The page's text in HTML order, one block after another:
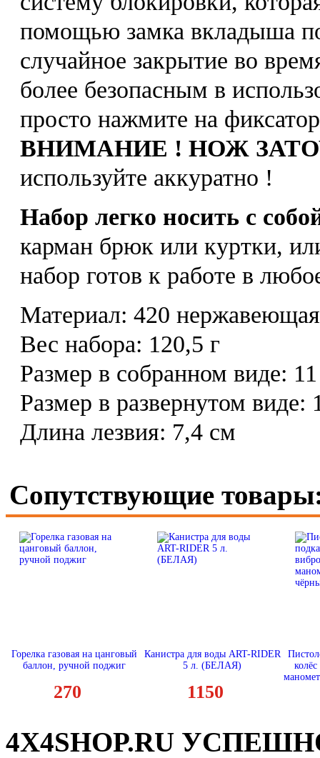
помощью замка вкладыша
случайное закрытие во
более безопасным в
просто нажмите на
ВНИМАНИЕ ! НОЖ
используйте аккуратно !
Набор легко носить с
карман брюк или куртки,
набор готов к работе в
Материал: 420 нержавеющая
Вес набора: 120,5 г
Размер в собранном виде:
Размер в развернутом виде:
Длина лезвия: 7,4 см
Сопутствующие
Горелка газовая на цанговый
баллон, ручной поджиг
270
Канистра для воды ART-RIDER
5 л. (БЕЛАЯ)
1150
4X4SHOP.RU